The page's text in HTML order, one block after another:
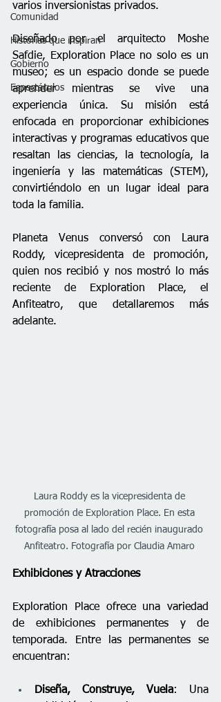
Comunidad
Historias que inspiran
Gobierno
Espectáculos
varios inversionistas privados.
Diseñado por el arquitecto Moshe
Safdie, Exploration Place no solo es un
museo; es un espacio donde se puede
aprender mientras se vive una
experiencia única. Su misión está
enfocada en proporcionar exhibiciones
interactivas y programas educativos que
resaltan las ciencias, la tecnología, la
ingeniería y las matemáticas (STEM),
convirtiéndolo en un lugar ideal para
toda la familia.
Planeta Venus conversó con Laura
Roddy, vicepresidenta de promoción,
quien nos recibió y nos mostró lo más
reciente de Exploration Place, el
Anfiteatro, que detallaremos más
adelante.
Laura Roddy es la vicepresidenta de
promoción de Exploration Place. En esta
fotografía posa al lado del recién inaugurado
Anfiteatro. Fotografía por Claudia Amaro
Exhibiciones y Atracciones
Exploration Place ofrece una variedad
de exhibiciones permanentes y de
temporada. Entre las permanentes se
encuentran:
Diseña, Construye, Vuela: Una